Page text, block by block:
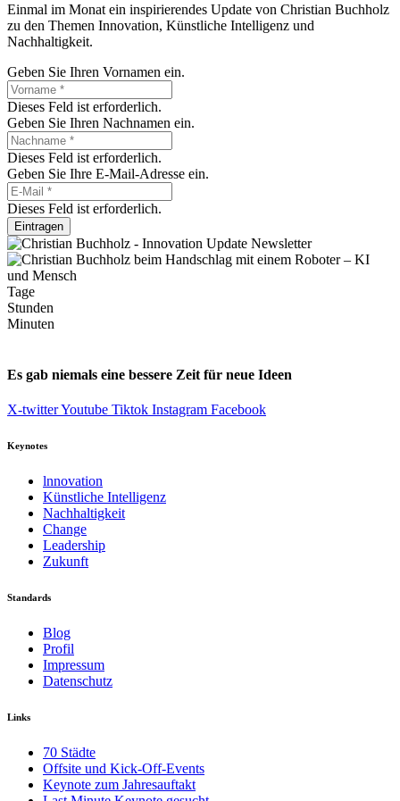
Einmal im Monat ein inspirierendes Update von Christian Buchholz
zu den Themen Innovation, Künstliche Intelligenz und
Nachhaltigkeit.
Geben Sie Ihren Vornamen ein.
Dieses Feld ist erforderlich.
Geben Sie Ihren Nachnamen ein.
Dieses Feld ist erforderlich.
Geben Sie Ihre E-Mail-Adresse ein.
Dieses Feld ist erforderlich.
Eintragen
Tage
Stunden
Minuten
Es gab niemals eine bessere Zeit für neue Ideen
X-twitterYoutube Tiktok Instagram Facebook
Keynotes
lnnovation
Künstliche Intelligenz
Nachhaltigkeit
Change
Leadership
Zukunft
Standards
Blog
Profil
Impressum
Datenschutz
Links
70 Städte
Offsite und Kick-Off-Events
Keynote zum Jahresauftakt